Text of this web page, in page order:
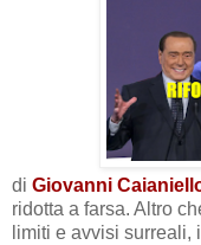
di Giovanni
ridotta a farsa. Altro
limiti e avvisi